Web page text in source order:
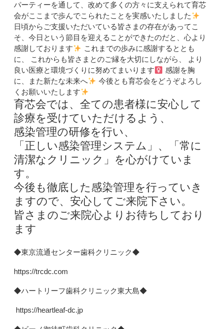
パーティーを通して、改めて多くの方々に支えられて育芯
会がここまで歩んでこられたことを実感いたしました
日頃からご支援いただいている皆さまの存在があってこ
そ、今日という節目を迎えることができたのだと、心より
感謝しております
これまでの歩みに感謝するととも
に、 これからも皆さまとのご縁を大切にしながら、 より
良い医療と環境づくりに努めてまいります‍
感謝を胸
に、また新たな未来へ
今後とも育芯会をどうぞよろし
くお願いいたします
育芯会では、全ての患者様に安心して
診療を受けていただけるよう、
感染管理の研修を行い、
「正しい感染管理システム」、「常に
清潔なクリニック」を心がけていま
す。
今後も徹底した感染管理を行っていき
ますので、安心してご来院下さい。
皆さまのご来院心よりお待ちしており
ます
◆東京流通センター歯科クリニック◆
https://trcdc.com
◆ハートリーフ歯科クリニック東大島◆
https://heartleaf-dc.jp